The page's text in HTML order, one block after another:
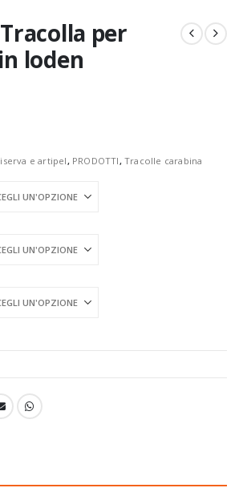
per
loden
e artipel, PRODOTTI ,Tracolle carabina